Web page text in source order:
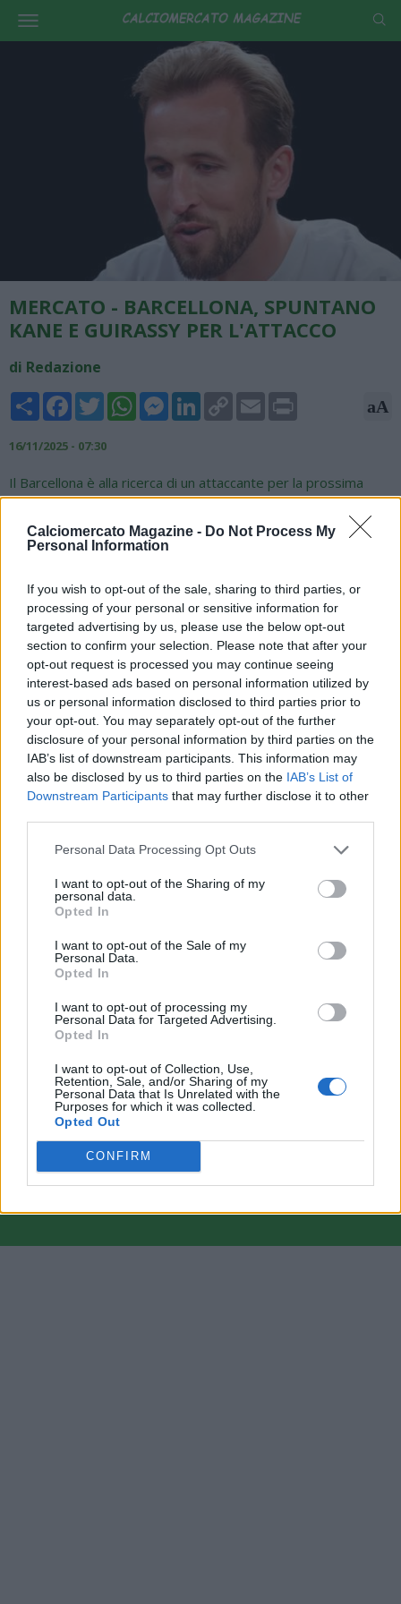
Calciomercato Magazine - Do Not Process My
Personal Information
If you wish to opt-out of the sale, sharing to third parties, or
processing of your personal or sensitive information for
targeted advertising by us, please use the below opt-out
section to confirm your selection. Please note that after your
opt-out request is processed you may continue seeing
interest-based ads based on personal information utilized by
us or personal information disclosed to third parties prior to
your opt-out. You may separately opt-out of the further
disclosure of your personal information by third parties on the
IAB’s list of downstream participants. This information may
also be disclosed by us to third parties on the IAB’s List of
Downstream Participants that may further disclose it to other
Personal Data Processing Opt Outs
I want to opt-out of the Sharing of my
personal data.
Opted In
I want to opt-out of the Sale of my
Personal Data.
Opted In
I want to opt-out of processing my
Personal Data for Targeted Advertising.
Opted In
I want to opt-out of Collection, Use,
Retention, Sale, and/or Sharing of my
Personal Data that Is Unrelated with the
Purposes for which it was collected.
Opted Out
CONFIRM
MERCATO - BARCELLONA, SPUNTANO
KANE E GUIRASSY PER L'ATTACCO
di Redazione
Share FacebookTwitterWhatsAppMessengerLinkedInCopy
Link
Email aA
16/11/2025 - 07:30
Il Barcellona è alla ricerca di un attaccante per la prossima
stagione. Le trattative per il rinnovo di Robert Lewandowski
sembrano congelate (il polacco va in scadenza a giugno 2026)
e i Blaugrana stanno sondando il mercato europeo alla ricerca
particolare sulla Bundesliga e sui profili di Harry Kane (Bayern
Monaco) e Serhou Guirassy (Borussia Dortmund). L'inglese ha
il contratto in scadenza nel 2027, mentre l'ex Stoccarda nel
2028.
VAI ALLA VERSIONE CLASSICA
giunti da internet, in quanto arrivati alla nostra attenzione attraverso regolari
comunicati stampa con immagini e testi allegati ed autorizzati alla pubblicazione, e
quindi valutati di pubblico dominio. Se i soggetti o gli autori avessero qualcosa in
contrario alla pubblicazione, non avranno che da segnalarlo alla redazione (indirizzo
redazione@napolimagazine.com
"Calciomercato Magazine" non è una testata giornalistica, ma un sito di informazione di
proprietà di Napoli Magazine.